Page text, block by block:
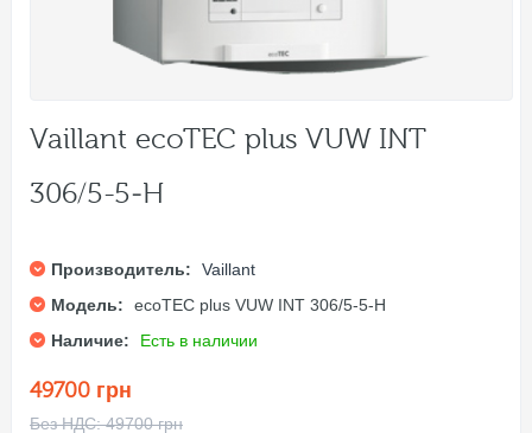
Vaillant ecoTEC plus VUW INT
306/5-5‑H
Производитель:
Vaillant
Модель:
ecoTEC plus VUW INT 306/5-5‑H
Наличие:
Есть в наличии
49700 грн
Без НДС: 49700 грн